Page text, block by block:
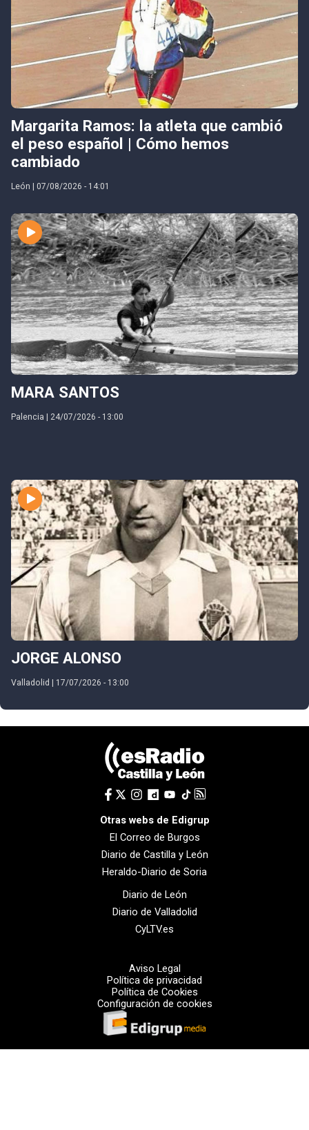
Margarita Ramos: la atleta que cambió
el peso español | Cómo hemos
cambiado
León | 07/08/2026 - 14:01
MARA SANTOS
Palencia | 24/07/2026 - 13:00
JORGE ALONSO
Valladolid | 17/07/2026 - 13:00
Otras webs de Edigrup
El Correo de Burgos
Diario de Castilla y León
Heraldo-Diario de Soria
Diario de León
Diario de Valladolid
CyLTV.es
Aviso Legal
Política de privacidad
Política de Cookies
Configuración de cookies